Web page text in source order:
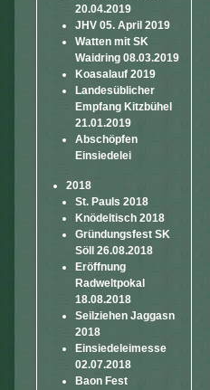
20.04.2019
JHV 05. April 2019
Watten mit SK
Waidring 08.03.2019
Koasalauf 2019
Landesüblicher
Empfang Kitzbühel
21.01.2019
Abschöpfen
Einsiedelei
2018
St. Pauls 2018
Knödeltisch 2018
Gründungsfest SK
Söll 26.08.2018
Eröffnung
Radweltpokal
18.08.2018
Seilziehen Jaggasn
2018
Einsiedeleimesse
02.07.2018
Baon Fest